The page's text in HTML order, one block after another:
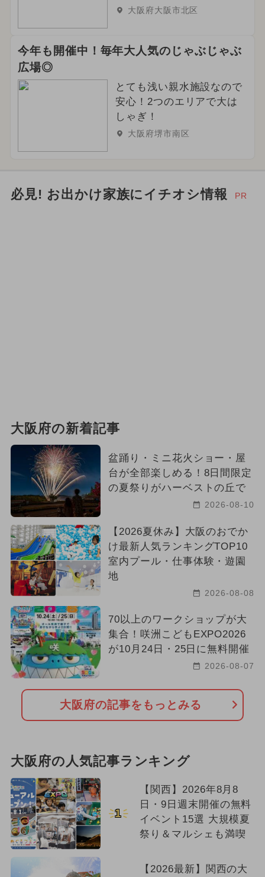
大阪府大阪市北区
今年も開催中！毎年大人気のじゃぶじゃぶ
広場◎
とても浅い親水施設なので
安心！2つのエリアで大は
しゃぎ！
大阪府堺市南区
必見! お出かけ家族にイチオシ情報 PR
大阪府の新着記事
盆踊り・ミニ花火ショー・屋
台が全部楽しめる！8日間限定
の夏祭りがハーベストの丘で
2026-08-10
【2026夏休み】大阪のおでか
け最新人気ランキングTOP10
室内プール・仕事体験・遊園
地
2026-08-08
70以上のワークショップが大
集合！咲洲こどもEXPO2026
が10月24日・25日に無料開催
2026-08-07
大阪府の記事をもっとみる
大阪府の人気記事ランキング
1
【関西】2026年8月8
日・9日週末開催の無料
イベント15選 大規模夏
祭り＆マルシェも満喫
【2026最新】関西の大